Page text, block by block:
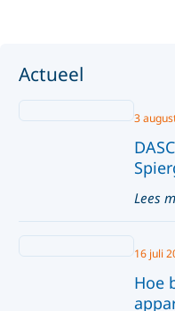
Actueel
3
Lees
Hoe
16 juli